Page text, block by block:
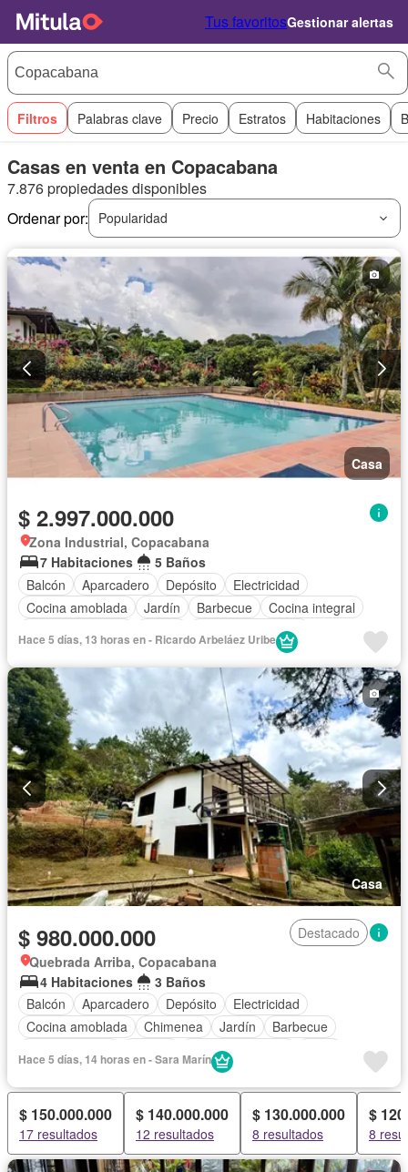
Tus favoritosGestionar alertas
Filtros Palabras clave Precio Estratos Habitaciones
Casas en venta en Copacabana
7.876 propiedades disponibles
Ordenar por:
Popularidad
Casa
$ 2.997.000.000
Zona Industrial, Copacabana
7 Habitaciones
5 Baños
Balcón
Aparcadero Depósito
Electricidad
Cocina amoblada
Jardín Barbecue
Cocina integral
Seguridad privada
Hace 5 días, 13 horas en - Ricardo Arbeláez Uribe
Casa
$ 980.000.000
Destacado
Quebrada Arriba, Copacabana
4 Habitaciones
3 Baños
Balcón
Aparcadero Depósito
Electricidad
Cocina amoblada
Chimenea Jardín
Barbecue
Vista panorámica
Hace 5 días, 14 horas en - Sara Marín
$ 150.000.000
17 resultados
$ 140.000.000
12 resultados
$ 130.000.000
8 resultados
$
8